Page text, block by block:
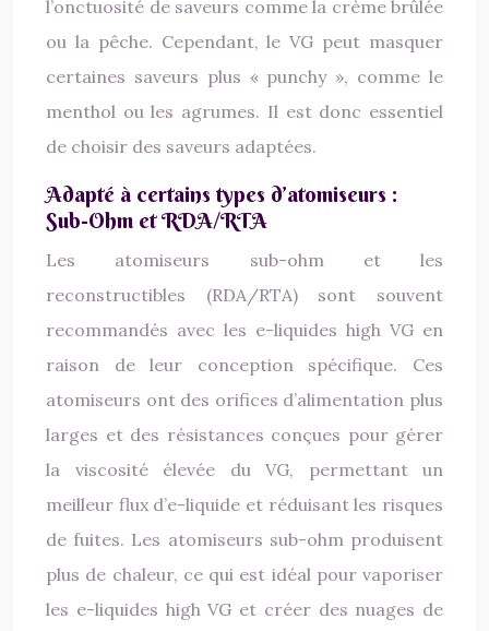
l’onctuosité de saveurs comme la crème brûlée
ou la pêche. Cependant, le VG peut masquer
certaines saveurs plus « punchy », comme le
menthol ou les agrumes. Il est donc essentiel
de choisir des saveurs adaptées.
Adapté à certains types d’atomiseurs :
Sub-Ohm et RDA/RTA
Les atomiseurs sub-ohm et les
reconstructibles (RDA/RTA) sont souvent
recommandés avec les e-liquides high VG en
raison de leur conception spécifique. Ces
atomiseurs ont des orifices d’alimentation plus
larges et des résistances conçues pour gérer
la viscosité élevée du VG, permettant un
meilleur flux d’e-liquide et réduisant les risques
de fuites. Les atomiseurs sub-ohm produisent
plus de chaleur, ce qui est idéal pour vaporiser
les e-liquides high VG et créer des nuages de